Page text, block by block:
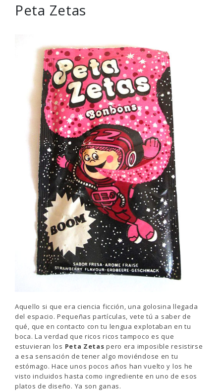
Peta Zetas
Aquello si que era ciencia ficción, una golosina llegada
del espacio. Pequeñas partículas, vete tú a saber de
qué, que en contacto con tu lengua explotaban en tu
boca. La verdad que ricos ricos tampoco es que
estuvieran los Peta Zetas pero era imposible resistirse
a esa sensación de tener algo moviéndose en tu
estómago. Hace unos pocos años han vuelto y los he
visto incluidos hasta como ingrediente en uno de esos
platos de diseño. Ya son ganas.